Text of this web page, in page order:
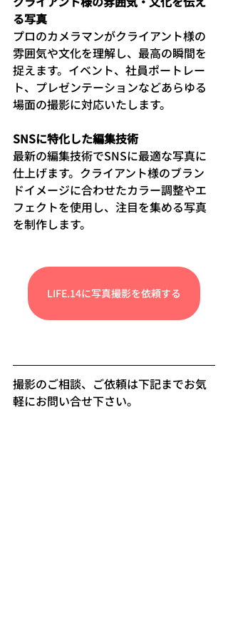
る写真
プロのカメラマンがクライアント様の
雰囲気や文化を理解し、最高の瞬間を
捉えます。イベント、社員ポートレー
ト、プレゼンテーションなどあらゆる
場面の撮影に対応いたします。
SNSに特化した編集技術
最新の編集技術でSNSに最適な写真に
仕上げます。クライアント様のブラン
ドイメージに合わせたカラー調整やエ
フェクトを使用し、注目を集める写真
を制作します。
LIFE.14に写真撮影を依頼する
撮影のご相談、ご依頼は下記までお気
軽にお問い合せ下さい。